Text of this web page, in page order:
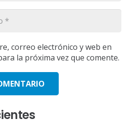
correo electrónico y web en
la próxima vez que comente.